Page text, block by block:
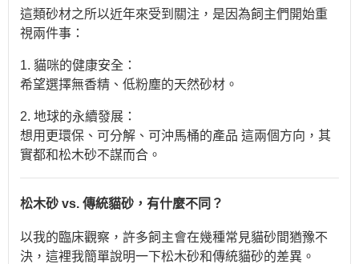
這類砂材之所以近年來受到關注，是因為飼主們開始重
視兩件事：
1. 貓咪的健康安全：
希望選擇無香精、低粉塵的天然砂材。
2. 地球的永續發展：
想用更環保、可分解、可沖馬桶的產品 這兩個方向，其
實都和松木砂不謀而合。
松木砂 vs. 傳統貓砂，有什麼不同？
以我的臨床觀察，許多飼主會在幾種常見貓砂間猶豫不
決，這裡我簡單說明一下松木砂和傳統貓砂的差異。